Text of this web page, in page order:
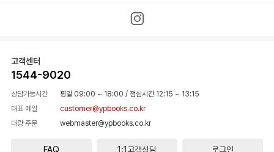
고객센터
1544-9020
상담가능시간 평일 09:00 ~ 18:00 / 점심시간 12:15 ~ 13:15
대표 메일
customer@ypbooks.co.kr
대량 주문
webmaster@ypbooks.co.kr
FAQ 1:1고객상담 로그인